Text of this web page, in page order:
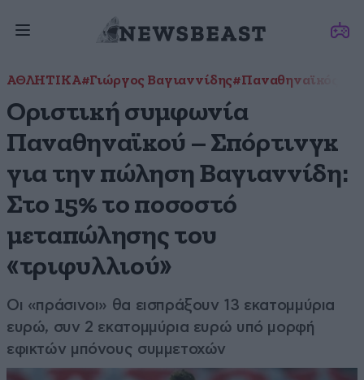
ΑΘΛΗΤΙΚΑ#Γιώργος Βαγιαννίδης#Παναθηναϊκός
Οριστική συμφωνία
Παναθηναϊκού – Σπόρτινγκ
για την πώληση Βαγιαννίδη:
Στο 15% το ποσοστό
μεταπώλησης του
«τριφυλλιού»
Οι «πράσινοι» θα εισπράξουν 13 εκατομμύρια
ευρώ, συν 2 εκατομμύρια ευρώ υπό μορφή
εφικτών μπόνους συμμετοχών